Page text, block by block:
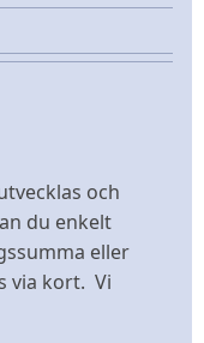
och
du enkelt
eller
via kort. Vi